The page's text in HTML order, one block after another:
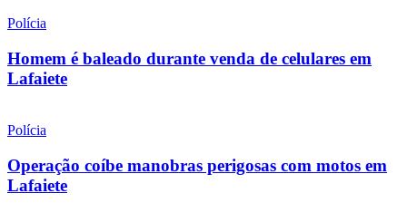
Polícia
Homem é baleado durante venda de celulares em
Lafaiete
Polícia
Operação coíbe manobras perigosas com motos em
Lafaiete